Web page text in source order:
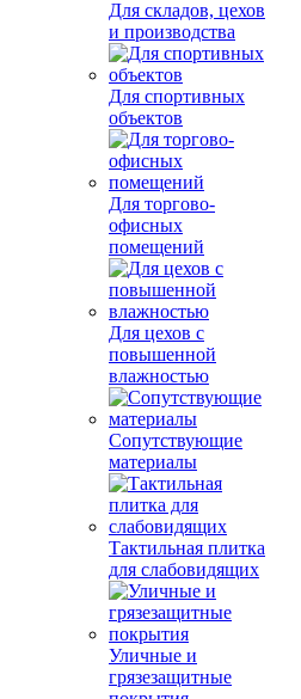
Для складов, цехов
и производства
Для спортивных
объектов
Для торгово-
офисных
помещений
Для цехов с
повышенной
влажностью
Сопутствующие
материалы
Тактильная плитка
для слабовидящих
Уличные и
грязезащитные